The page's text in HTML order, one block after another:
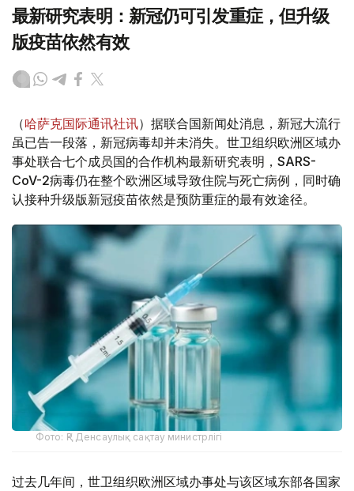
最新研究表明：新冠仍可引发重症，但升级
版疫苗依然有效
（哈萨克国际通讯社讯）据联合国新闻处消息，新冠大流行
虽已告一段落，新冠病毒却并未消失。世卫组织欧洲区域办
事处联合七个成员国的合作机构最新研究表明，SARS-
CoV-2病毒仍在整个欧洲区域导致住院与死亡病例，同时确
认接种升级版新冠疫苗依然是预防重症的最有效途径。
Фото: ҚР Денсаулық сақтау министрлігі
过去几年间，世卫组织欧洲区域办事处与该区域东部各国家